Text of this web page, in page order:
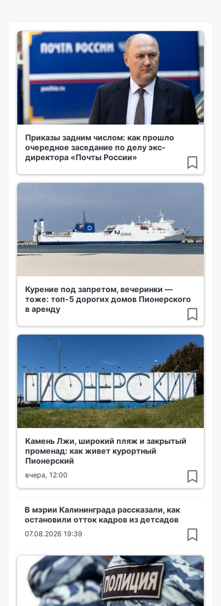
Приказы задним числом: как прошло
очередное заседание по делу экс-
директора «Почты России»
Курение под запретом, вечеринки —
тоже: топ-5 дорогих домов Пионерского
в аренду
Камень Лжи, широкий пляж и закрытый
променад: как живет курортный
Пионерский
вчера, 12:00
В мэрии Калининграда рассказали, как
остановили отток кадров из детсадов
07.08.2026 19:39